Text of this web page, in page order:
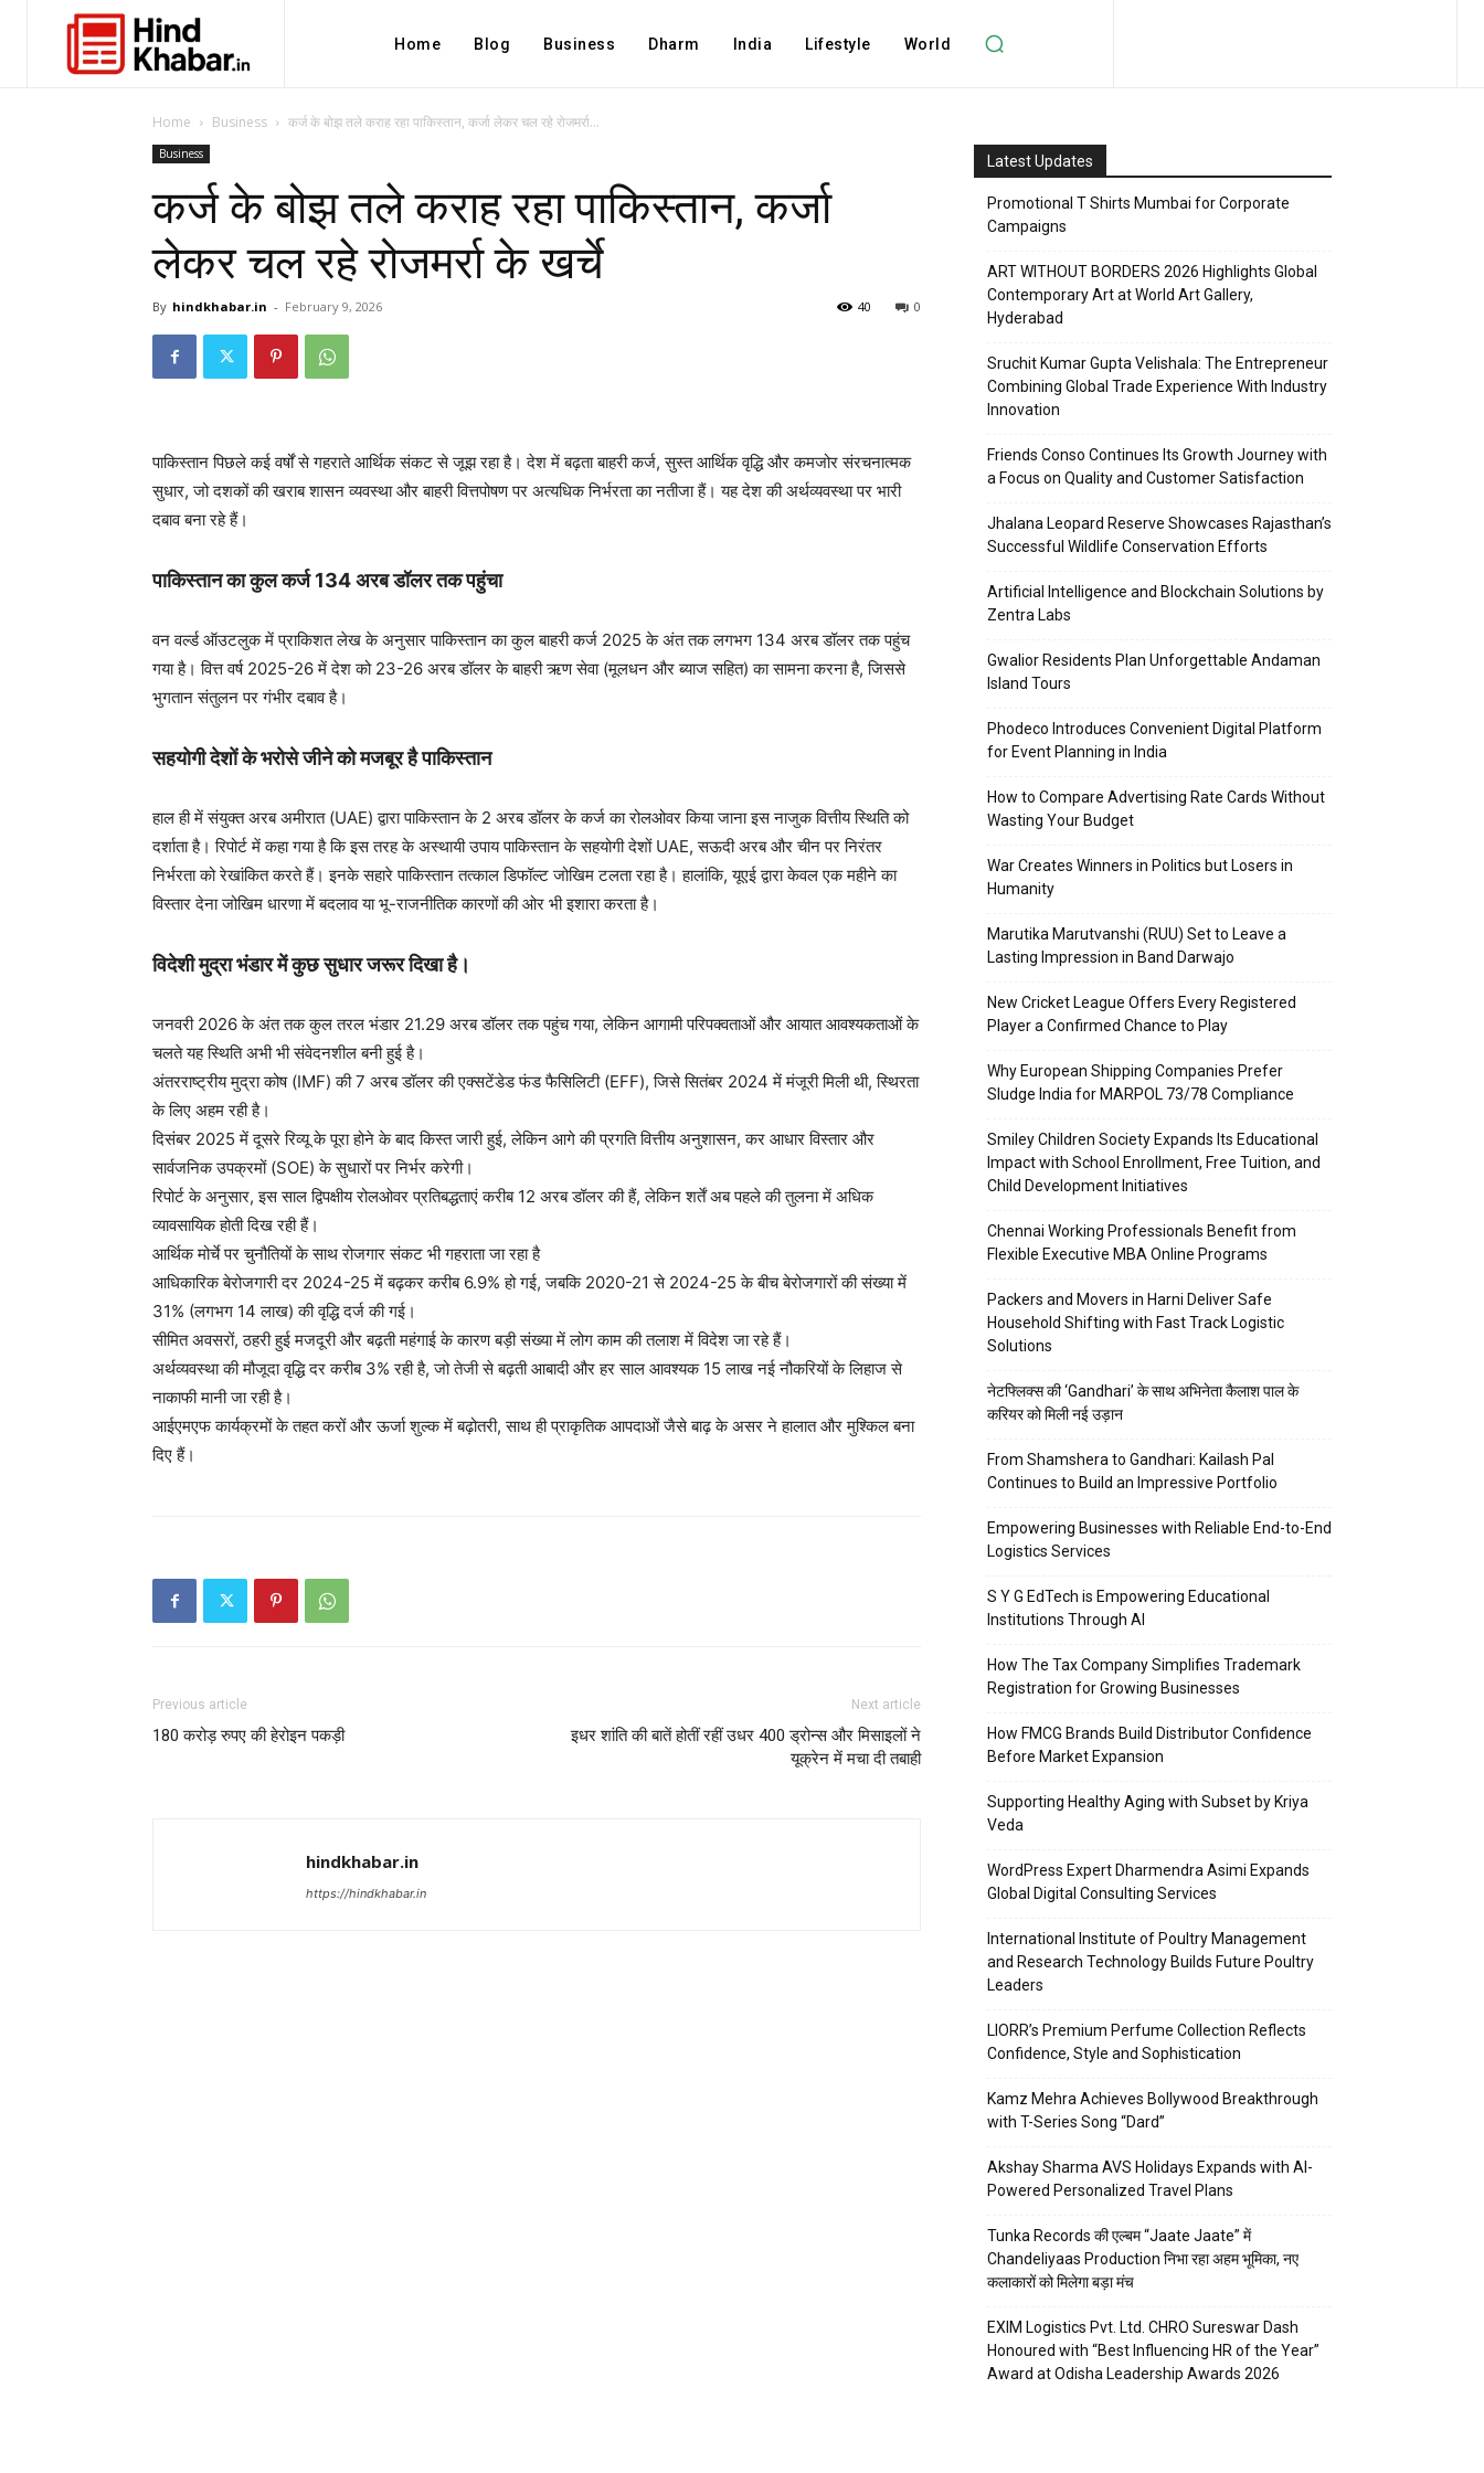
Home Blog Business Dharm India Lifestyle World
Home Business कर्ज के बोझ तले कराह रहा पाकिस्तान, कर्जा लेकर चल रहे रोजमर्रा...
Business
कर्ज के बोझ तले कराह रहा पाकिस्तान, कर्जा
लेकर चल रहे रोजमर्रा के खर्चे
By hindkhabar.in - February 9, 2026 0
40
पाकिस्तान पिछले कई वर्षों से गहराते आर्थिक संकट से जूझ रहा है। देश में बढ़ता बाहरी कर्ज, सुस्त आर्थिक वृद्धि और कमजोर संरचनात्मक
सुधार, जो दशकों की खराब शासन व्यवस्था और बाहरी वित्तपोषण पर अत्यधिक निर्भरता का नतीजा हैं। यह देश की अर्थव्यवस्था पर भारी
दबाव बना रहे हैं।
पाकिस्तान का कुल कर्ज 134 अरब डॉलर तक पहुंचा
वन वर्ल्ड ऑउटलुक में प्राकिशत लेख के अनुसार पाकिस्तान का कुल बाहरी कर्ज 2025 के अंत तक लगभग 134 अरब डॉलर तक पहुंच
गया है। वित्त वर्ष 2025-26 में देश को 23-26 अरब डॉलर के बाहरी ऋण सेवा (मूलधन और ब्याज सहित) का सामना करना है, जिससे
भुगतान संतुलन पर गंभीर दबाव है।
सहयोगी देशों के भरोसे जीने को मजबूर है पाकिस्तान
हाल ही में संयुक्त अरब अमीरात (UAE) द्वारा पाकिस्तान के 2 अरब डॉलर के कर्ज का रोलओवर किया जाना इस नाजुक वित्तीय स्थिति को
दर्शाता है। रिपोर्ट में कहा गया है कि इस तरह के अस्थायी उपाय पाकिस्तान के सहयोगी देशों UAE, सऊदी अरब और चीन पर निरंतर
निर्भरता को रेखांकित करते हैं। इनके सहारे पाकिस्तान तत्काल डिफॉल्ट जोखिम टलता रहा है। हालांकि, यूएई द्वारा केवल एक महीने का
विस्तार देना जोखिम धारणा में बदलाव या भू-राजनीतिक कारणों की ओर भी इशारा करता है।
विदेशी मुद्रा भंडार में कुछ सुधार जरूर दिखा है।
जनवरी 2026 के अंत तक कुल तरल भंडार 21.29 अरब डॉलर तक पहुंच गया, लेकिन आगामी परिपक्वताओं और आयात आवश्यकताओं के
चलते यह स्थिति अभी भी संवेदनशील बनी हुई है।
अंतरराष्ट्रीय मुद्रा कोष (IMF) की 7 अरब डॉलर की एक्सटेंडेड फंड फैसिलिटी (EFF), जिसे सितंबर 2024 में मंजूरी मिली थी, स्थिरता
के लिए अहम रही है।
दिसंबर 2025 में दूसरे रिव्यू के पूरा होने के बाद किस्त जारी हुई, लेकिन आगे की प्रगति वित्तीय अनुशासन, कर आधार विस्तार और
सार्वजनिक उपक्रमों (SOE) के सुधारों पर निर्भर करेगी।
रिपोर्ट के अनुसार, इस साल द्विपक्षीय रोलओवर प्रतिबद्धताएं करीब 12 अरब डॉलर की हैं, लेकिन शर्तें अब पहले की तुलना में अधिक
व्यावसायिक होती दिख रही हैं।
आर्थिक मोर्चे पर चुनौतियों के साथ रोजगार संकट भी गहराता जा रहा है
आधिकारिक बेरोजगारी दर 2024-25 में बढ़कर करीब 6.9% हो गई, जबकि 2020-21 से 2024-25 के बीच बेरोजगारों की संख्या में
31% (लगभग 14 लाख) की वृद्धि दर्ज की गई।
सीमित अवसरों, ठहरी हुई मजदूरी और बढ़ती महंगाई के कारण बड़ी संख्या में लोग काम की तलाश में विदेश जा रहे हैं।
अर्थव्यवस्था की मौजूदा वृद्धि दर करीब 3% रही है, जो तेजी से बढ़ती आबादी और हर साल आवश्यक 15 लाख नई नौकरियों के लिहाज से
नाकाफी मानी जा रही है।
आईएमएफ कार्यक्रमों के तहत करों और ऊर्जा शुल्क में बढ़ोतरी, साथ ही प्राकृतिक आपदाओं जैसे बाढ़ के असर ने हालात और मुश्किल बना
दिए हैं।
Previous article
180 करोड़ रुपए की हेरोइन पकड़ी
Next article
इधर शांति की बातें होतीं रहीं उधर 400 ड्रोन्स और मिसाइलों ने
यूक्रेन में मचा दी तबाही
hindkhabar.in
https://hindkhabar.in
Latest Updates
Promotional T Shirts Mumbai for Corporate
Campaigns
ART WITHOUT BORDERS 2026 Highlights Global
Contemporary Art at World Art Gallery,
Hyderabad
Sruchit Kumar Gupta Velishala: The Entrepreneur
Combining Global Trade Experience With Industry
Innovation
Friends Conso Continues Its Growth Journey with
a Focus on Quality and Customer Satisfaction
Jhalana Leopard Reserve Showcases Rajasthan’s
Successful Wildlife Conservation Efforts
Artificial Intelligence and Blockchain Solutions by
Zentra Labs
Gwalior Residents Plan Unforgettable Andaman
Island Tours
Phodeco Introduces Convenient Digital Platform
for Event Planning in India
How to Compare Advertising Rate Cards Without
Wasting Your Budget
War Creates Winners in Politics but Losers in
Humanity
Marutika Marutvanshi (RUU) Set to Leave a
Lasting Impression in Band Darwajo
New Cricket League Offers Every Registered
Player a Confirmed Chance to Play
Why European Shipping Companies Prefer
Sludge India for MARPOL 73/78 Compliance
Smiley Children Society Expands Its Educational
Impact with School Enrollment, Free Tuition, and
Child Development Initiatives
Chennai Working Professionals Benefit from
Flexible Executive MBA Online Programs
Packers and Movers in Harni Deliver Safe
Household Shifting with Fast Track Logistic
Solutions
नेटफ्लिक्स की ‘Gandhari’ के साथ अभिनेता कैलाश पाल के
करियर को मिली नई उड़ान
From Shamshera to Gandhari: Kailash Pal
Continues to Build an Impressive Portfolio
Empowering Businesses with Reliable End-to-End
Logistics Services
S Y G EdTech is Empowering Educational
Institutions Through AI
How The Tax Company Simplifies Trademark
Registration for Growing Businesses
How FMCG Brands Build Distributor Confidence
Before Market Expansion
Supporting Healthy Aging with Subset by Kriya
Veda
WordPress Expert Dharmendra Asimi Expands
Global Digital Consulting Services
International Institute of Poultry Management
and Research Technology Builds Future Poultry
Leaders
LIORR’s Premium Perfume Collection Reflects
Confidence, Style and Sophistication
Kamz Mehra Achieves Bollywood Breakthrough
with T-Series Song “Dard”
Akshay Sharma AVS Holidays Expands with AI-
Powered Personalized Travel Plans
Tunka Records की एल्बम “Jaate Jaate” में
Chandeliyaas Production निभा रहा अहम भूमिका, नए
कलाकारों को मिलेगा बड़ा मंच
EXIM Logistics Pvt. Ltd. CHRO Sureswar Dash
Honoured with “Best Influencing HR of the Year”
Award at Odisha Leadership Awards 2026